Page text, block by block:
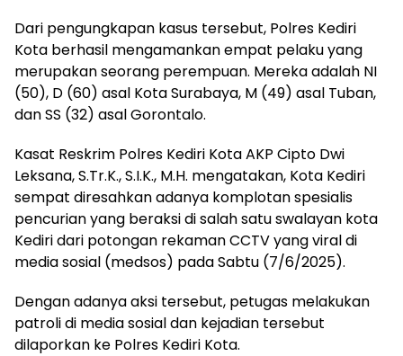
Dari pengungkapan kasus tersebut, Polres Kediri
Kota berhasil mengamankan empat pelaku yang
merupakan seorang perempuan. Mereka adalah NI
(50), D (60) asal Kota Surabaya, M (49) asal Tuban,
dan SS (32) asal Gorontalo.
Kasat Reskrim Polres Kediri Kota AKP Cipto Dwi
Leksana, S.Tr.K., S.I.K., M.H. mengatakan, Kota Kediri
sempat diresahkan adanya komplotan spesialis
pencurian yang beraksi di salah satu swalayan kota
Kediri dari potongan rekaman CCTV yang viral di
media sosial (medsos) pada Sabtu (7/6/2025).
Dengan adanya aksi tersebut, petugas melakukan
patroli di media sosial dan kejadian tersebut
dilaporkan ke Polres Kediri Kota.